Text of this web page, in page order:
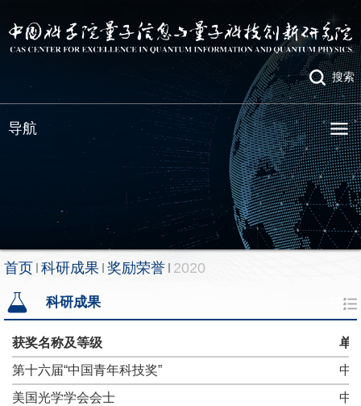
搜索
导航
首页 科研成果 奖励荣誉 2020
科研成果
获奖名称及等级
单
第十六届“中国青年科技奖”
中
美国光学学会会士
中